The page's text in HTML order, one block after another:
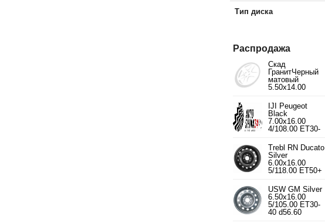
Тип диска
Распродажа
Скад
ГранитЧерный
матовый
5.50x14.00
d58.60
IJI Peugeot
Black
7.00x16.00
4/108.00 ET30-
Trebl RN Ducato
Silver
6.00x16.00
5/118.00 ET50+
USW GM Silver
6.50x16.00
5/105.00 ET30-
40 d56.60